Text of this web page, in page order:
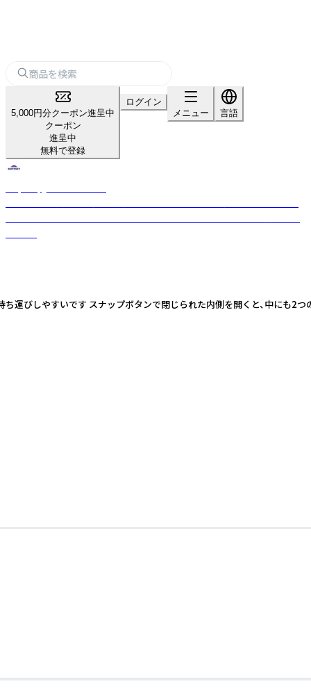
5,000円分クーポン進呈中
クーポン
進呈中
無料で登録
ログイン
メニュー
言語
運びしやすいです スナップボタンで閉じられた内側を開くと、中にも2